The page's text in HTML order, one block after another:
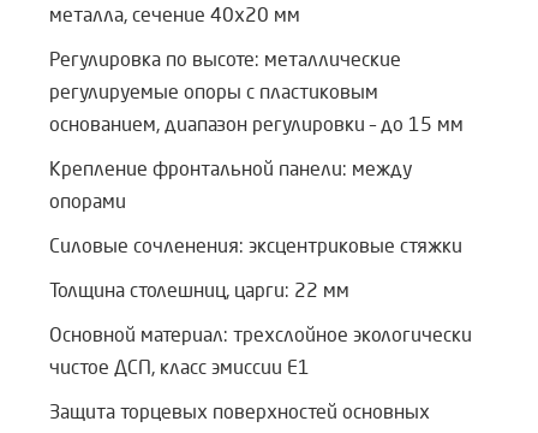
металла, сечение 40х20 мм
Регулировка по высоте: металлические
регулируемые опоры с пластиковым
основанием, диапазон регулировки – до 15 мм
Крепление фронтальной панели: между
опорами
Силовые сочленения: эксцентриковые стяжки
Толщина столешниц, царги: 22 мм
Основной материал: трехслойное экологически
чистое ДСП, класс эмиссии Е1
Защита торцевых поверхностей основных